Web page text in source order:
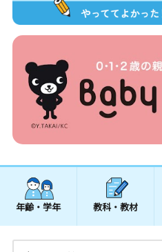
年齢・学年 教科・教材